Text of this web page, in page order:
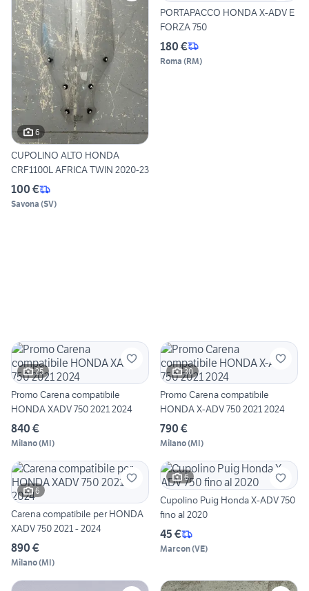
6
CUPOLINO ALTO HONDA
CRF1100L AFRICA TWIN 2020-23
100 €
Savona (SV)
PORTAPACCO HONDA X-ADV E
FORZA 750
180 €
Roma (RM)
25
Promo Carena compatibile
HONDA XADV 750 2021 2024
840 €
Milano(MI)
30
Promo Carena compatibile
HONDA X-ADV 750 2021 2024
790 €
Milano(MI)
6
Carena compatibile per HONDA
XADV 750 2021 - 2024
890 €
Milano(MI)
6
Cupolino Puig Honda X-ADV 750
fino al 2020
45 €
Marcon(VE)